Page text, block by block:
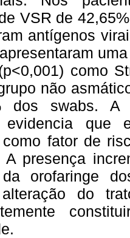
VSR de
antígenos
como
não
dos swabs. A
evidencia que
como fator de
A presença
da orofaringe
do